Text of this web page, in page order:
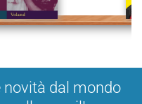
novità dal mondo